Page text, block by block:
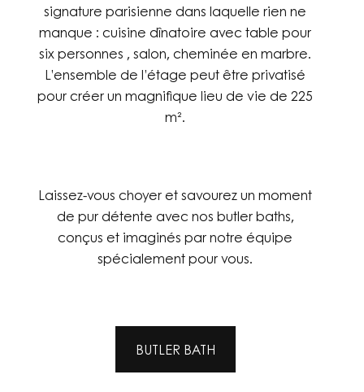
signature parisienne dans laquelle rien ne
manque : cuisine dînatoire avec table pour
six personnes , salon, cheminée en marbre.
L’ensemble de l’étage peut être privatisé
pour créer un magnifique lieu de vie de 225
m².
Laissez-vous choyer et savourez un moment
de pur détente avec nos butler baths,
conçus et imaginés par notre équipe
spécialement pour vous.
BUTLER BATH